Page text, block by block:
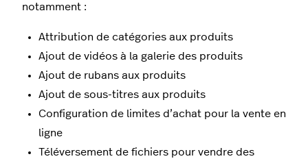
notamment :
Attribution de catégories aux produits
Ajout de vidéos à la galerie des produits
Ajout de rubans aux produits
Ajout de sous-titres aux produits
Configuration de limites d’achat pour la vente en
ligne
Téléversement de fichiers pour vendre des